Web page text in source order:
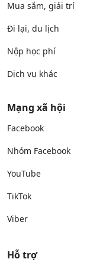
Mua sắm, giải trí
Đi lại, du lịch
Nộp học phí
Dịch vụ khác
Mạng xã hội
Facebook
Nhóm Facebook
YouTube
TikTok
Viber
Hỗ trợ